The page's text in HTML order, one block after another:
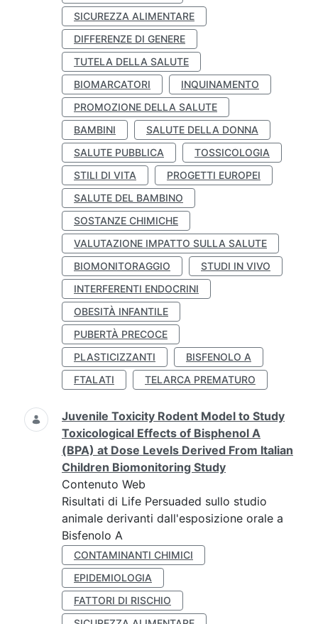
SICUREZZA ALIMENTARE
DIFFERENZE DI GENERE
TUTELA DELLA SALUTE
BIOMARCATORI
INQUINAMENTO
PROMOZIONE DELLA SALUTE
BAMBINI
SALUTE DELLA DONNA
SALUTE PUBBLICA
TOSSICOLOGIA
STILI DI VITA
PROGETTI EUROPEI
SALUTE DEL BAMBINO
SOSTANZE CHIMICHE
VALUTAZIONE IMPATTO SULLA SALUTE
BIOMONITORAGGIO
STUDI IN VIVO
INTERFERENTI ENDOCRINI
OBESITÀ INFANTILE
PUBERTÀ PRECOCE
PLASTICIZZANTI
BISFENOLO A
FTALATI
TELARCA PREMATURO
Juvenile Toxicity Rodent Model to Study
Toxicological Effects of Bisphenol A
(BPA) at Dose Levels Derived From Italian
Children Biomonitoring Study
Contenuto Web
Risultati di Life Persuaded sullo studio
animale derivanti dall'esposizione orale a
Bisfenolo A
CONTAMINANTI CHIMICI
EPIDEMIOLOGIA
FATTORI DI RISCHIO